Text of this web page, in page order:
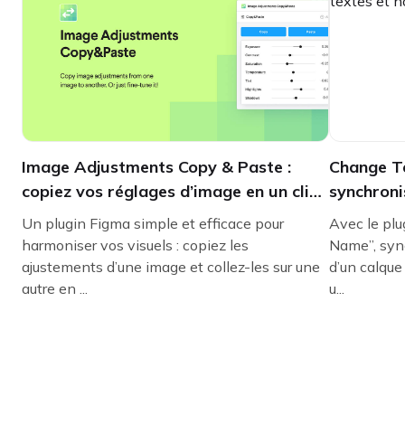
Image Adjustments Copy & Paste :
copiez vos réglages d’image en un clic
sur Figma
Un plugin Figma simple et efficace pour
harmoniser vos visuels : copiez les
ajustements d’une image et collez-les sur une
autre en ...
Change
dans
Avec le
Name”,
d’un
u...